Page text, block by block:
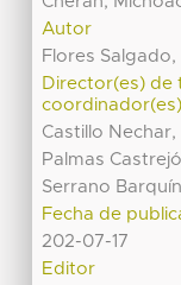
Autor
Flores Salgado,
Director(es) de
coordinador(es)
Castillo Nechar,
Palmas
Serrano
Fecha de
202-07-17
Editor